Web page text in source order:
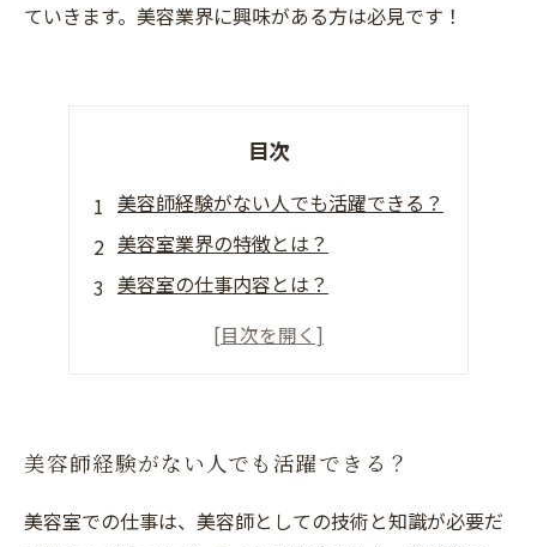
ていきます。美容業界に興味がある方は必見です！
目次
美容師経験がない人でも活躍できる？
美容室業界の特徴とは？
美容室の仕事内容とは？
美容室で得られるメリットとは？
美容師経験がない人でも活躍できる？
美容室での仕事は、美容師としての技術と知識が必要だ